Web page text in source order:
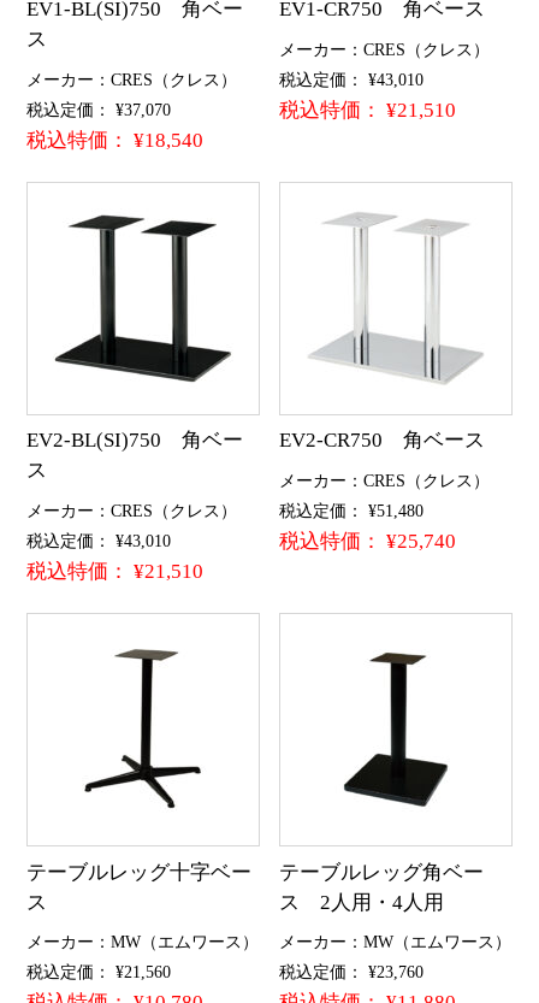
EV1-BL(SI)750 角ベー
ス
メーカー：CRES（クレス）
税込定価： ¥37,070
税込特価： ¥18,540
EV1-CR750 角ベース
メーカー：CRES（クレス）
税込定価： ¥43,010
税込特価： ¥21,510
EV2-BL(SI)750 角ベー
ス
メーカー：CRES（クレス）
税込定価： ¥43,010
税込特価： ¥21,510
EV2-CR750 角ベース
メーカー：CRES（クレス）
税込定価： ¥51,480
税込特価： ¥25,740
テーブルレッグ十字ベー
ス
メーカー：MW（エムワース）
税込定価： ¥21,560
テーブルレッグ角ベー
ス 2人用・4人用
メーカー：MW（エムワース）
税込定価： ¥23,760